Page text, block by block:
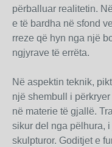
përballuar realitetin.
e të bardha në sfond
rreze që hyn nga një
ngjyrave të errëta.
Në aspektin teknik,
një shembull i
në materie të gjallë.
sikur del nga pëlhura,
skulpturor. Goditjet e